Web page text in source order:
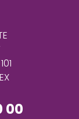
00